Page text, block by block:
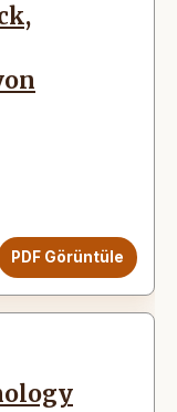
PDF Görüntüle